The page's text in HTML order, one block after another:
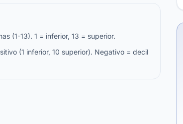
(1-13). 1 = inferior, 13 = superior.
(1 inferior, 10 superior). Negativo = decil